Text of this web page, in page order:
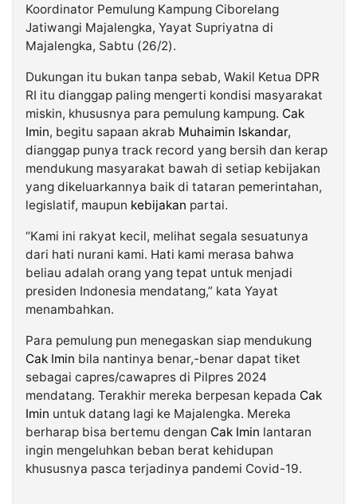
Koordinator Pemulung Kampung Ciborelang
Jatiwangi Majalengka, Yayat Supriyatna di
Majalengka, Sabtu (26/2).
Dukungan itu bukan tanpa sebab, Wakil Ketua DPR
RI itu dianggap paling mengerti kondisi masyarakat
miskin, khususnya para pemulung kampung. Cak
Imin, begitu sapaan akrab Muhaimin Iskandar,
dianggap punya track record yang bersih dan kerap
mendukung masyarakat bawah di setiap kebijakan
yang dikeluarkannya baik di tataran pemerintahan,
legislatif, maupun kebijakan partai.
“Kami ini rakyat kecil, melihat segala sesuatunya
dari hati nurani kami. Hati kami merasa bahwa
beliau adalah orang yang tepat untuk menjadi
presiden Indonesia mendatang,” kata Yayat
menambahkan.
Para pemulung pun menegaskan siap mendukung
Cak Imin bila nantinya benar,-benar dapat tiket
sebagai capres/cawapres di Pilpres 2024
mendatang. Terakhir mereka berpesan kepada Cak
Imin untuk datang lagi ke Majalengka. Mereka
berharap bisa bertemu dengan Cak Imin lantaran
ingin mengeluhkan beban berat kehidupan
khususnya pasca terjadinya pandemi Covid-19.